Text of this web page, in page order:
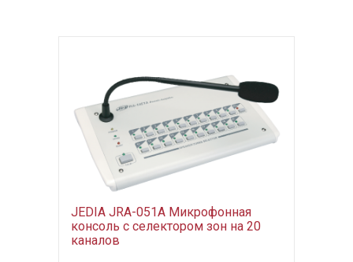
JEDIA JRA-051A Микрофонная
консоль с селектором зон на 20
каналов